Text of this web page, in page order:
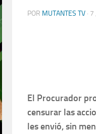
POR MUTANTES TV · 7
El Procurador
censurar las
les envió, sin